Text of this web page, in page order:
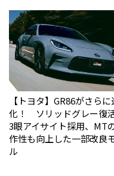
【トヨタ】GR86がさらに
化！ ソリッドグレー復活
3眼アイサイト採用、MT
作性も向上した一部改良
ル